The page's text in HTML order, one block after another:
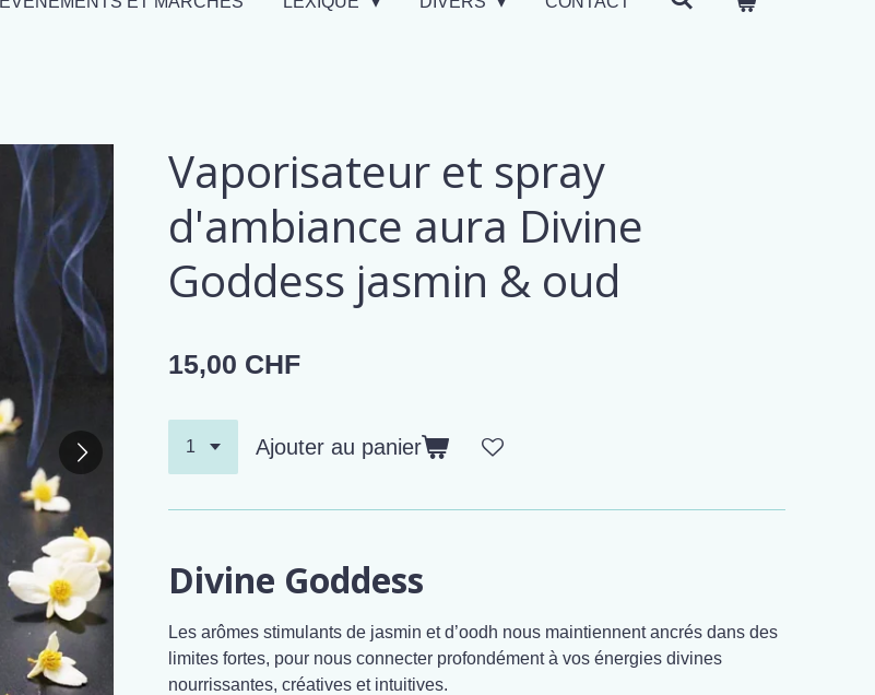
Vaporisateur et spray
d'ambiance aura Divine
Goddess jasmin & oud
15,00 CHF
Ajouter au panier
Divine Goddess
Les arômes stimulants de jasmin et d’oodh nous maintiennent ancrés dans des
limites fortes, pour nous connecter profondément à vos énergies divines
nourrissantes, créatives et intuitives.